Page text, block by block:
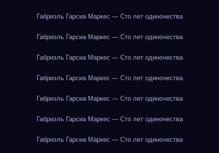
Габриэль Гарсиа Маркес — Сто лет одиночества
Габриэль Гарсиа Маркес — Сто лет одиночества
Габриэль Гарсиа Маркес — Сто лет одиночества
Габриэль Гарсиа Маркес — Сто лет одиночества
Габриэль Гарсиа Маркес — Сто лет одиночества
Габриэль Гарсиа Маркес — Сто лет одиночества
Габриэль Гарсиа Маркес — Сто лет одиночества